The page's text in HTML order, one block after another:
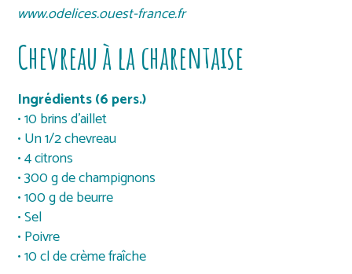
www.odelices.ouest-france.fr
Chevreau à la charentaise
Ingrédients (6 pers.)
• 10 brins d’aillet
• Un 1/2 chevreau
• 4 citrons
• 300 g de champignons
• 100 g de beurre
• Sel
• Poivre
• 10 cl de crème fraîche